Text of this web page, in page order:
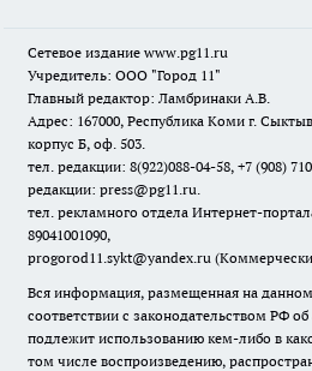
Сетевое издание www.pg11.ru
Учредитель: ООО "Город 11"
Главный редактор: Ламбринаки А.В.
Адрес: 167000, Республика Коми г.
корпус Б, оф. 503.
тел. редакции: 8(922)088-04-58, +7 (908)
редакции: press@pg11.ru.
тел. рекламного отдела Интернет-
89041001090,
progorod11.sykt@yandex.ru
Вся информация, размещенная на данном
соответствии с законодательством РФ
подлежит использованию кем-либо в
том числе воспроизведению,